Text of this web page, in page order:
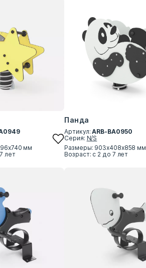
мм
лет
Панда
Артикул:ARB-BA0950
Серия: N/S
Размеры: 903х408х858 мм
Возраст: с 2 до 7 лет